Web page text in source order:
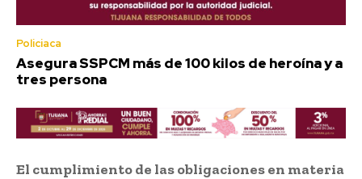
Policiaca
Asegura SSPCM más de 100 kilos de heroína y a
tres persona
El cumplimiento de las obligaciones en materia